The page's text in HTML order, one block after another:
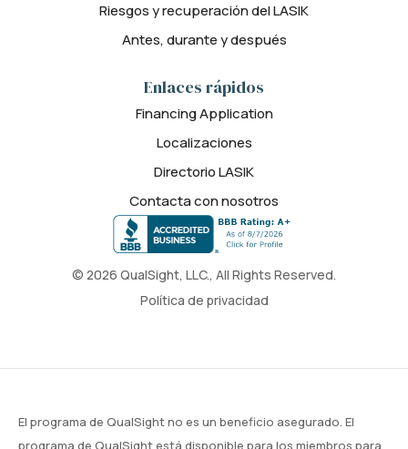
© 2026 QualSight, LLC., All Rights Reserved.
Política de privacidad
Riesgos y recuperación del LASIK
Antes, durante y después
Enlaces rápidos
Financing Application
Localizaciones
Directorio LASIK
Contacta con nosotros
El programa de QualSight no es un beneficio asegurado. El
programa de QualSight está disponible para los miembros para